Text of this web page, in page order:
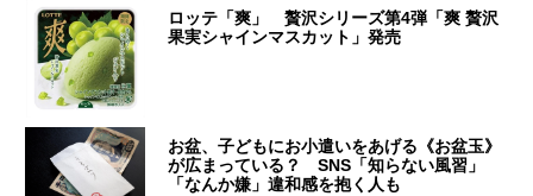
ロッテ「爽」 贅沢シリーズ第4弾「爽 贅沢
果実シャインマスカット」発売
お盆、子どもにお小遣いをあげる《お盆玉》
が広まっている？ SNS「知らない風習」
「なんか嫌」違和感を抱く人も